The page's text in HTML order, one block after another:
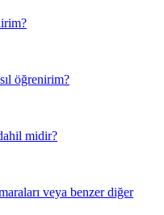
öğrenirim?
midir?
veya benzer diğer